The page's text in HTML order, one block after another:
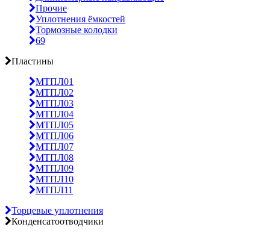
Прочие
Уплотнения ёмкостей
Тормозные колодки
69
Пластины
МТПЛ01
МТПЛ02
МТПЛ03
МТПЛ04
МТПЛ05
МТПЛ06
МТПЛ07
МТПЛ08
МТПЛ09
МТПЛ10
МТПЛ11
Торцевые уплотнения
Конденсатоотводчики